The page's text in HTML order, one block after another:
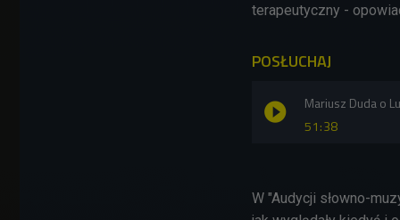
terapeutyczny -
POSŁUCHAJ
51:38
Mariusz Duda o
W "Audycji słowno-